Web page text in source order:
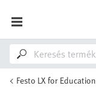
Festo LX for Education